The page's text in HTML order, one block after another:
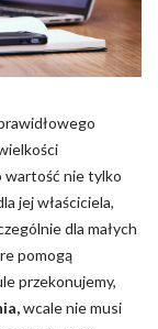
wartość nie tylko
jej właściciela,
dla małych
pomogą
przekonujemy,
wcale nie musi
lub
lub region, w
stron
anonimowe